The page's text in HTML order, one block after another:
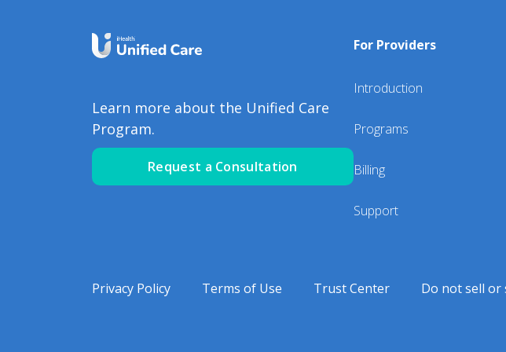
Learn more about the Unified Care
Program.
Request a Consultation
For Providers
Introduction
Programs
Billing
Support
Privacy Policy Terms of Use Trust Center Do not sell or